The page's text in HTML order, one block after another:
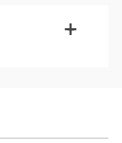
+
-